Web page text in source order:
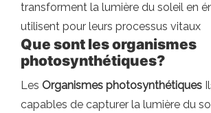
transforment la lumière du soleil en
utilisent pour leurs processus vitaux
Que sont les organismes
photosynthétiques?
Les Organismes photosynthétiques
capables de capturer la lumière du